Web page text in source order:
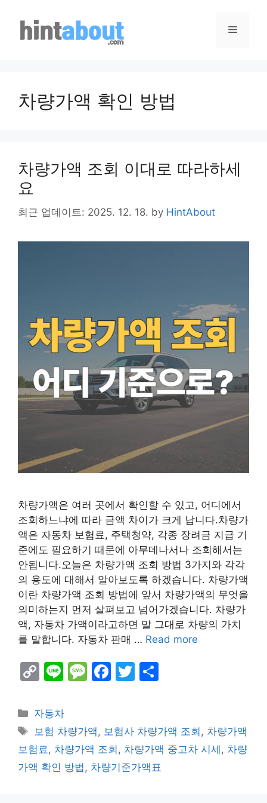
content
Menu
차량가액 확인 방법
차량가액 조회 이대로 따라하세
요
최근 업데이트: 2025. 12. 18. by HintAbout
차량가액은 여러 곳에서 확인할 수 있고, 어디에서
조회하느냐에 따라 금액 차이가 크게 납니다.차량가
액은 자동차 보험료, 주택청약, 각종 장려금 지급 기
준에도 필요하기 때문에 아무데나서나 조회해서는
안됩니다.오늘은 차량가액 조회 방법 3가지와 각각
의 용도에 대해서 알아보도록 하겠습니다. 차량가액
이란 차량가액 조회 방법에 앞서 차량가액의 무엇을
의미하는지 먼저 살펴보고 넘어가겠습니다. 차량가
액, 자동차 가액이라고하면 말 그대로 차량의 가치
를 말합니다. 자동차 판매 … Read more
C
p
y
Li
n
Li
e
M
s
a
g
F
e
b
o
T
er e
Categories
자동차
Tags
보험 차량가액, 보험사 차량가액 조회 , 차량가액
보험료, 차량가액 조회 , 차량가액 중고차 시세 , 차량
가액 확인 방법, 차량기준가액표